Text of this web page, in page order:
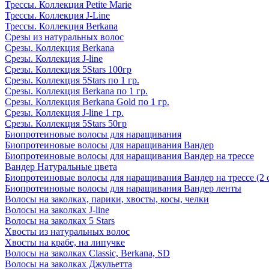
Трессы. Коллекция Petite Marie
Трессы. Коллекция J-Line
Трессы. Коллекция Berkana
Срезы из натуральных волос
Срезы. Коллекция Berkana
Срезы. Коллекция J-line
Срезы. Коллекция 5Stars 100гр
Срезы. Коллекция 5Stars по 1 гр.
Срезы. Коллекция Berkana по 1 гр.
Срезы. Коллекция Berkana Gold по 1 гр.
Срезы. Коллекция J-line 1 гр.
Срезы. Коллекция 5Stars 50гр
Биопротеиновые волосы для наращивания
Биопротеиновые волосы для наращивания Вандер
Биопротеиновые волосы для наращивания Вандер на трессе
Вандер Натуральные цвета
Биопротеиновые волосы для наращивания Вандер на трессе (2
Биопротеиновые волосы для наращивания Вандер ленты
Волосы на заколках, парики, хвосты, косы, челки
Волосы на заколках J-line
Волосы на заколках 5 Stars
Хвосты из натуральных волос
Хвосты на крабе, на липучке
Волосы на заколках Classic, Berkana, SD
Волосы на заколках Джульетта